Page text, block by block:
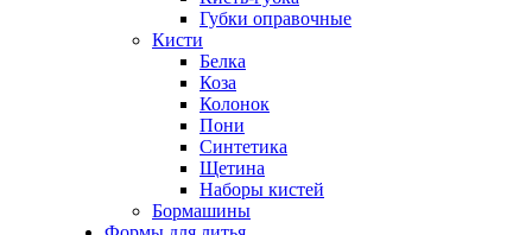
Губки оправочные
Кисти
Белка
Коза
Колонок
Пони
Синтетика
Щетина
Наборы кистей
Бормашины